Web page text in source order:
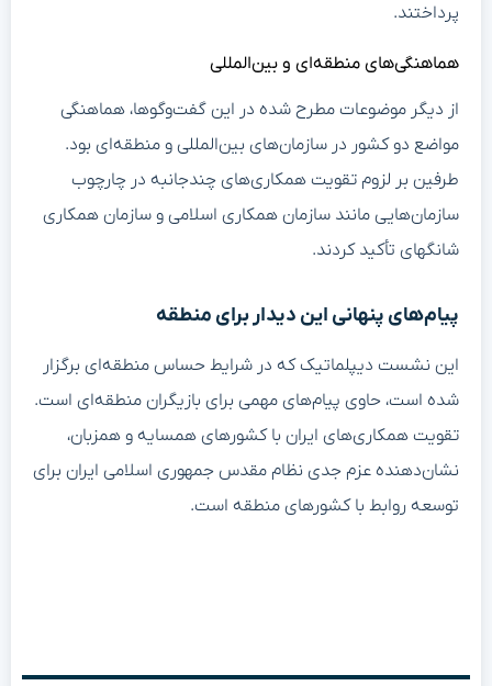
پرداختند.
هماهنگی‌های منطقه‌ای و بین‌المللی
از دیگر موضوعات مطرح شده در این گفت‌وگوها، هماهنگی
مواضع دو کشور در سازمان‌های بین‌المللی و منطقه‌ای بود.
طرفین بر لزوم تقویت همکاری‌های چندجانبه در چارچوب
سازمان‌هایی مانند سازمان همکاری اسلامی و سازمان همکاری
شانگهای تأکید کردند.
پیام‌های پنهانی این دیدار برای منطقه
این نشست دیپلماتیک که در شرایط حساس منطقه‌ای برگزار
شده است، حاوی پیام‌های مهمی برای بازیگران منطقه‌ای است.
تقویت همکاری‌های ایران با کشورهای همسایه و همزبان،
نشان‌دهنده عزم جدی نظام مقدس جمهوری اسلامی ایران برای
توسعه روابط با کشورهای منطقه است.